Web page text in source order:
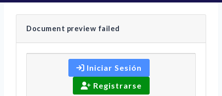
Document preview failed
Iniciar Sesión
Registrarse